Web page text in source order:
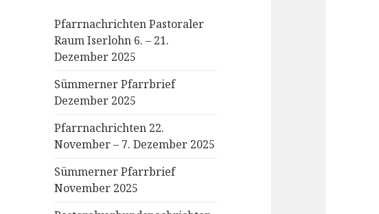
Pfarrnachrichten Pastoraler
Raum Iserlohn 6. – 21.
Dezember 2025
Sümmerner Pfarrbrief
Dezember 2025
Pfarrnachrichten 22.
November – 7. Dezember 2025
Sümmerner Pfarrbrief
November 2025